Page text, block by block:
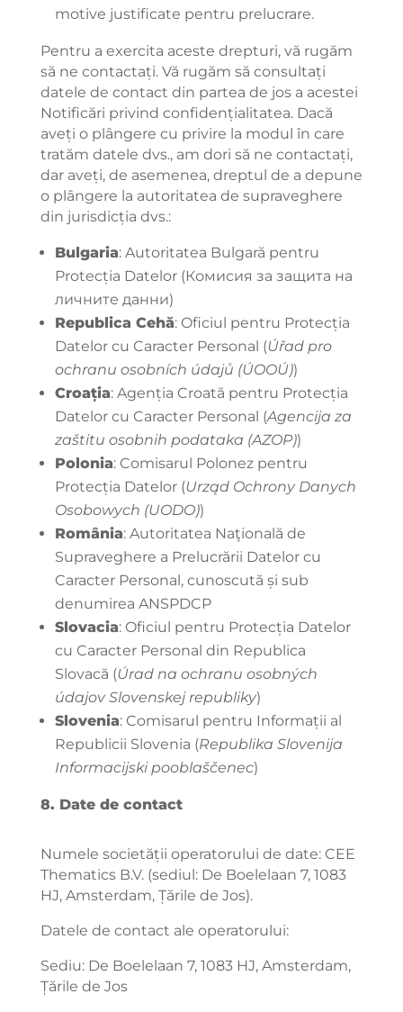
motive justificate pentru prelucrare.
Pentru a exercita aceste drepturi, vă rugăm
să ne contactați. Vă rugăm să consultați
datele de contact din partea de jos a acestei
Notificări privind confidențialitatea. Dacă
aveți o plângere cu privire la modul în care
tratăm datele dvs., am dori să ne contactați,
dar aveți, de asemenea, dreptul de a depune
o plângere la autoritatea de supraveghere
din jurisdicția dvs.:
Bulgaria: Autoritatea Bulgară pentru
Protecția Datelor (Комисия за защита на
личните данни)
Republica Cehă: Oficiul pentru Protecția
Datelor cu Caracter Personal (Úřad pro
ochranu osobních údajů (ÚOOÚ))
Croația: Agenția Croată pentru Protecția
Datelor cu Caracter Personal (Agencija za
zaštitu osobnih podataka (AZOP))
Polonia: Comisarul Polonez pentru
Protecția Datelor (Urząd Ochrony Danych
Osobowych (UODO))
România: Autoritatea Naţională de
Supraveghere a Prelucrării Datelor cu
Caracter Personal, cunoscută și sub
denumirea ANSPDCP
Slovacia: Oficiul pentru Protecția Datelor
cu Caracter Personal din Republica
Slovacă (Úrad na ochranu osobných
údajov Slovenskej republiky)
Slovenia: Comisarul pentru Informații al
Republicii Slovenia (Republika Slovenija
Informacijski pooblaščenec)
8. Date de contact
Numele societății operatorului de date: CEE
Thematics B.V. (sediul: De Boelelaan 7, 1083
HJ, Amsterdam, Țările de Jos).
Datele de contact ale operatorului:
Sediu: De Boelelaan 7, 1083 HJ, Amsterdam,
Țările de Jos